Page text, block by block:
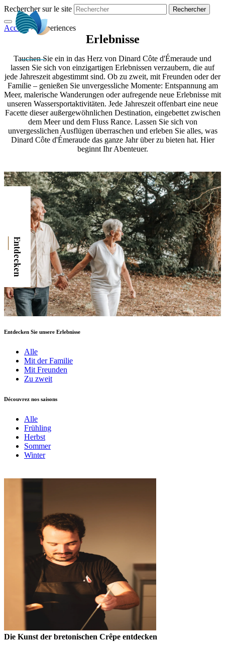
Rechercher sur le site
Accueil>Experiences
Erlebnisse
Tauchen Sie ein in das Herz von Dinard Côte d'Émeraude und
lassen Sie sich von einzigartigen Erlebnissen verzaubern, die auf
jede Jahreszeit abgestimmt sind. Ob zu zweit, mit Freunden oder der
Familie – genießen Sie unvergessliche Momente: Entspannung am
Meer, malerische Wanderungen oder aufregende neue Erlebnisse mit
unseren Wassersportaktivitäten. Jede Jahreszeit offenbart eine neue
Facette dieser außergewöhnlichen Destination, eingebettet zwischen
dem Meer und dem Fluss Rance. Lassen Sie sich von
unvergesslichen Ausflügen überraschen und erleben Sie alles, was
Dinard Côte d'Émeraude das ganze Jahr über zu bieten hat. Hier
beginnt Ihr Abenteuer.
Entdecken
Entdecken Sie unsere Erlebnisse
Alle
Mit der Familie
Mit Freunden
Zu zweit
Découvrez nos saisons
Alle
Frühling
Herbst
Sommer
Winter
Die Kunst der bretonischen Crêpe entdecken